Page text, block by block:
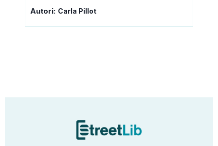
Autori: Carla Pillot